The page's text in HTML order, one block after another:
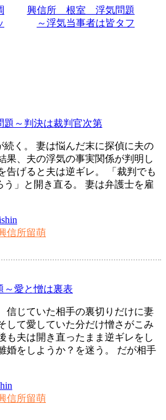
興信所 根室 浮気問題
～浮気当事者は皆タフ
～判決は裁判官次第
続く。 妻は悩んだ末に探偵に夫の
果、夫の浮気の事実関係が判明し
告げると夫は逆ギレ。 「裁判でも
う」と開き直る。 妻は弁護士を雇
信所留萌
愛と憎は裏表
信じていた相手の裏切りだけに妻
して愛していた分だけ憎さがこみ
も夫は開き直ったまま逆ギレをし
婚をしようか？を迷う。 だが相手
信所留萌